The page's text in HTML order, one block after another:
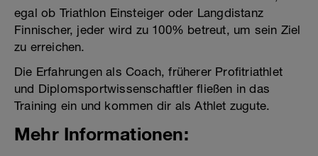
egal ob Triathlon Einsteiger oder Langdistanz
Finnischer, jeder wird zu 100% betreut, um sein Ziel
zu erreichen.
Die Erfahrungen als Coach, früherer Profitriathlet
und Diplomsportwissenschaftler fließen in das
Training ein und kommen dir als Athlet zugute.
Mehr Informationen: